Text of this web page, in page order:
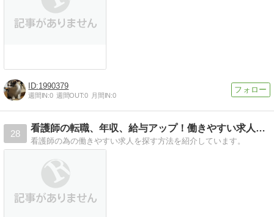
1990379
週間IN:0 週間OUT:0 月間IN:0
28
看護師の転職、年収、給与アップ！働きやすい求人を探す方法。
看護師の為の働きやすい求人を探す方法を紹介しています。